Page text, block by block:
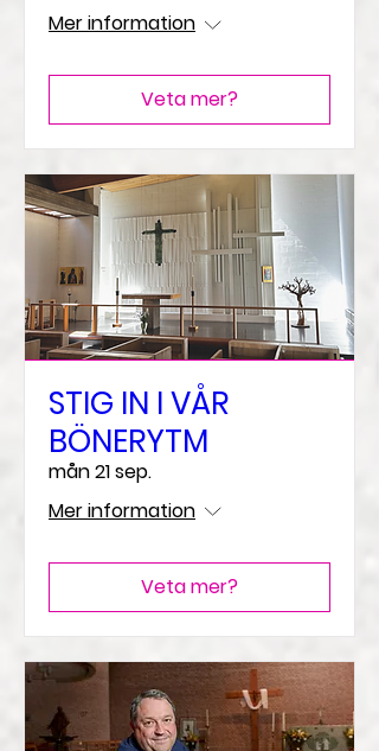
Mer information
Veta mer?
STIG IN I VÅR
BÖNERYTM
mån 21 sep.
Mer information
Veta mer?